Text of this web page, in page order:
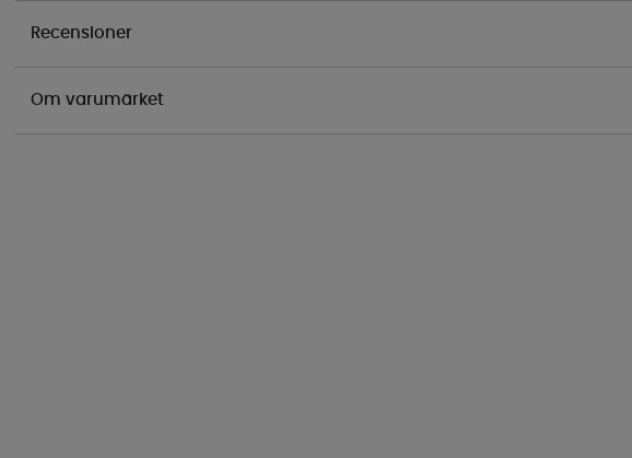
Recensioner
Om varumärket